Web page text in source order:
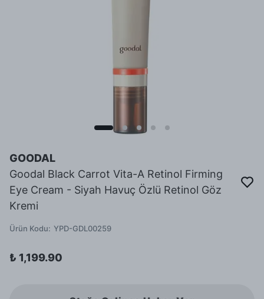
GOODAL
Goodal Black Carrot Vita-A Retinol Firming
Eye Cream - Siyah Havuç Özlü Retinol Göz
Kremi
Ürün Kodu: YPD-GDL00259
₺ 1,199.90